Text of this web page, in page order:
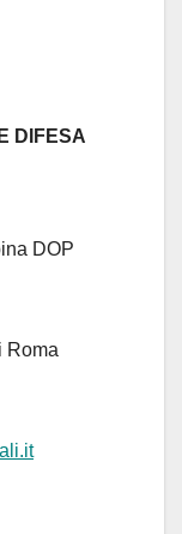
DIFESA
DOP
Roma